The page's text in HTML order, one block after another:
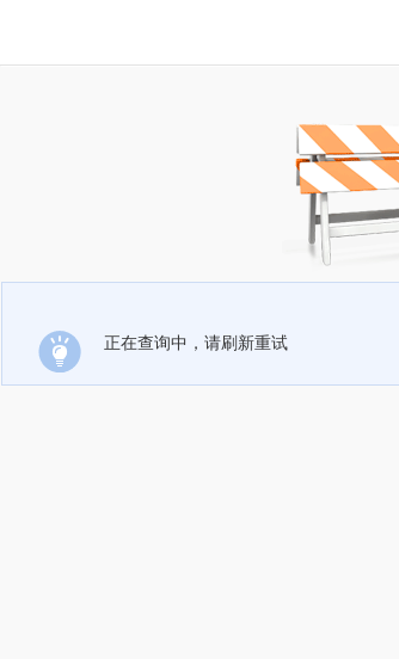
正在查询中，请刷新重试